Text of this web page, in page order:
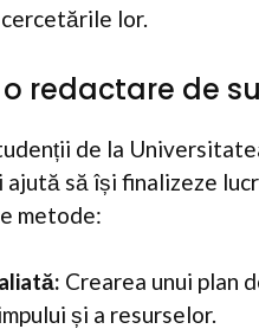
lor.
redactare de
de la
să își finalizeze
metode:
Crearea unui plan
și a resurselor.